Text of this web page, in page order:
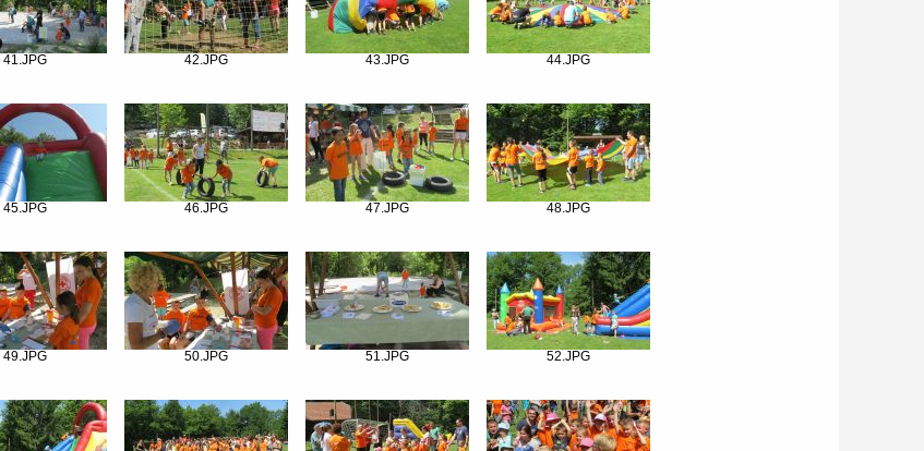
41.JPG 42.JPG 43.JPG 44.JPG
45.JPG 46.JPG 47.JPG 48.JPG
49.JPG 50.JPG 51.JPG 52.JPG